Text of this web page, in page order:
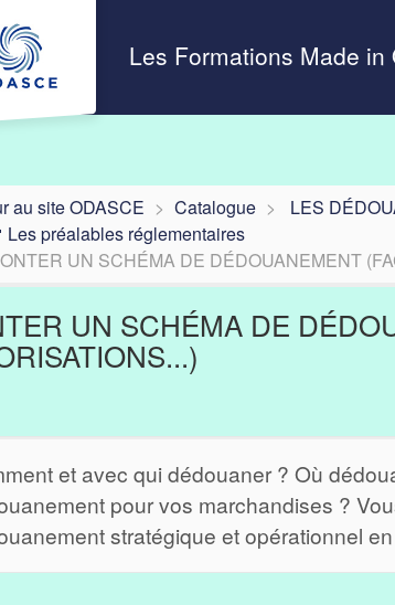
Les Formations Made in
au site ODASCE Catalogue
LES
Les préalables réglementaires
UN SCHÉMA DE DÉDOUANEMENT
UN SCHÉMA DE
et avec qui dédouaner ? Où
pour vos marchandises ?
stratégique et opérationnel